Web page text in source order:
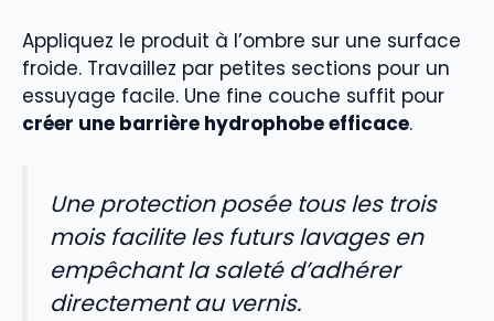
Appliquez le produit à l’ombre sur une surface
froide. Travaillez par petites sections pour un
essuyage facile. Une fine couche suffit pour
créer une barrière hydrophobe efficace.
Une protection posée tous les trois
mois facilite les futurs lavages en
empêchant la saleté d’adhérer
directement au vernis.